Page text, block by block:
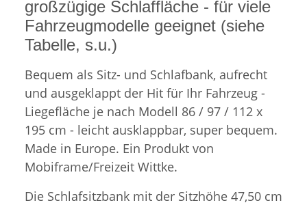
großzügige Schlaffläche - für viele
Fahrzeugmodelle geeignet (siehe
Tabelle, s.u.)
Bequem als Sitz- und Schlafbank, aufrecht
und ausgeklappt der Hit für Ihr Fahrzeug -
Liegefläche je nach Modell 86 / 97 / 112 x
195 cm - leicht ausklappbar, super bequem.
Made in Europe. Ein Produkt von
Mobiframe/Freizeit Wittke.
Die Schlafsitzbank mit der Sitzhöhe 47,50 cm